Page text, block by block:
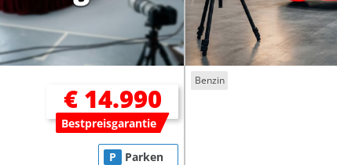
€ 14.990
Bestpreisgarantie
P Parken
Benzin